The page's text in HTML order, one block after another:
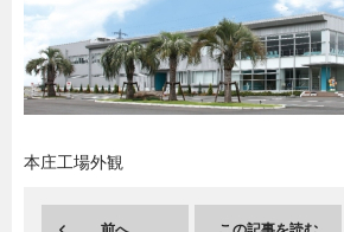
副業
本庄工場外観